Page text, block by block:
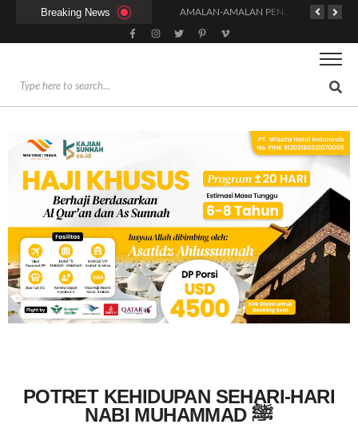
Breaking News
POTRET KEHIDUPAN SEHARI-HARI
NABI MUHAMMAD ﷺ